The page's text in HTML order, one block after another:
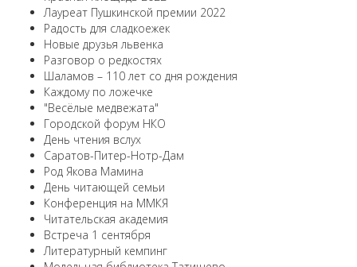
Лауреат Пушкинской премии 2022
Радость для сладкоежек
Новые друзья львенка
Разговор о редкостях
Шаламов – 110 лет со дня рождения
Каждому по ложечке
"Весёлые медвежата"
Городской форум НКО
День чтения вслух
Саратов-Питер-Нотр-Дам
Род Якова Мамина
День читающей семьи
Конференция на ММКЯ
Читательская академия
Встреча 1 сентября
Литературный кемпинг